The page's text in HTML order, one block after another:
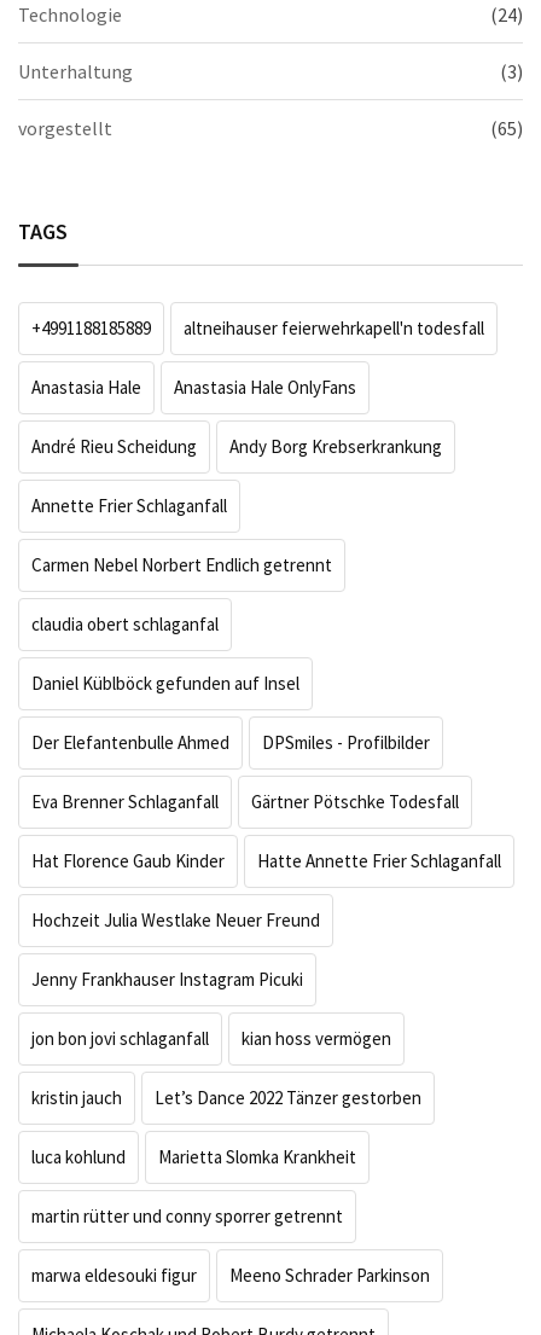
Technologie (24)
Unterhaltung (3)
vorgestellt (65)
TAGS
+4991188185889 altneihauser feierwehrkapell'n todesfall
Anastasia Hale Anastasia Hale OnlyFans
André Rieu Scheidung Andy Borg Krebserkrankung
Annette Frier Schlaganfall
Carmen Nebel Norbert Endlich getrennt
claudia obert schlaganfal
Daniel Küblböck gefunden auf Insel
Der Elefantenbulle Ahmed DPSmiles - Profilbilder
Eva Brenner Schlaganfall Gärtner Pötschke Todesfall
Hat Florence Gaub Kinder Hatte Annette Frier Schlaganfall
Hochzeit Julia Westlake Neuer Freund
Jenny Frankhauser Instagram Picuki
jon bon jovi schlaganfall kian hoss vermögen
kristin jauch Let’s Dance 2022 Tänzer gestorben
luca kohlund Marietta Slomka Krankheit
martin rütter und conny sporrer getrennt
marwa eldesouki figur Meeno Schrader Parkinson